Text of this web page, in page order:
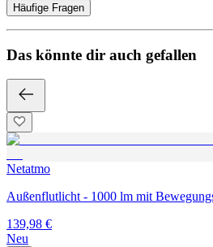
Häufige Fragen
Das könnte dir auch gefallen
Netatmo
Außenflutlicht - 1000 lm mit
139,98 €
Neu